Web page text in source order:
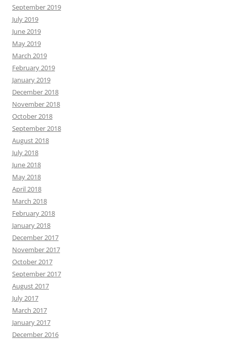
September 2019
July 2019
June 2019
May 2019
March 2019
February 2019
January 2019
December 2018
November 2018
October 2018
September 2018
August 2018
July 2018
June 2018
May 2018
April 2018
March 2018
February 2018
January 2018
December 2017
November 2017
October 2017
September 2017
August 2017
July 2017
March 2017
January 2017
December 2016